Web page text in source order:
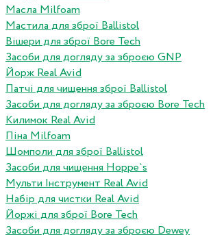
Масла Milfoam
Мастила для зброї Ballistol
Вішери для зброї Bore Tech
Засоби для догляду за зброєю GNP
Йорж Real Avid
Патчі для чищення зброї Ballistol
Засоби для догляду за зброєю Bore Tech
Килимок Real Avid
Піна Milfoam
Шомполи для зброї Ballistol
Засоби для чищення Hoppe`s
Мульти Інструмент Real Avid
Набір для чистки Real Avid
Йоржі для зброї Bore Tech
Засоби для догляду за зброєю Dewey